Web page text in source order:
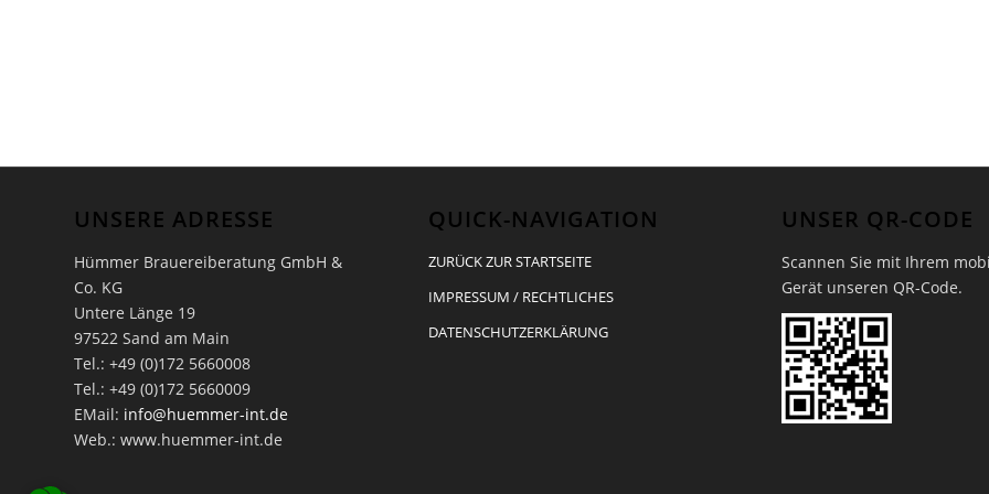
UNSERE ADRESSE
Hümmer Brauereiberatung GmbH &
Co. KG
Untere Länge 19
97522 Sand am Main
Tel.: +49 (0)172 5660008
Tel.: +49 (0)172 5660009
EMail: info@huemmer-int.de
Web.: www.huemmer-int.de
QUICK-NAVIGATION
ZURÜCK ZUR STARTSEITE
IMPRESSUM / RECHTLICHES
DATENSCHUTZERKLÄRUNG
UNSER QR-CODE
Scannen Sie mit Ihrem
Gerät unseren QR-Code.